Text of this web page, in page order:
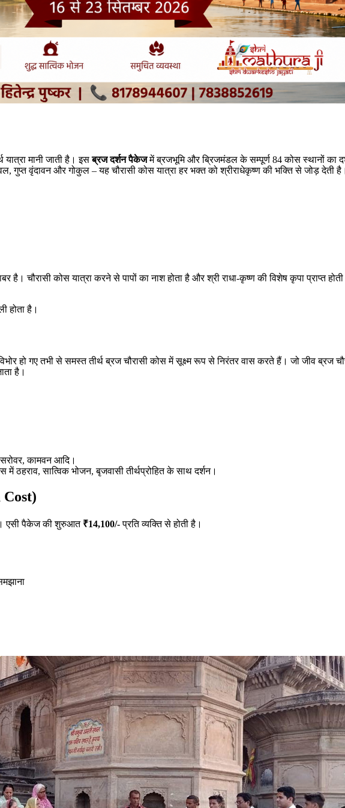
मानी जाती है। इसब्रज दर्शन पैकेजमें ब्रजभूमि और ब्रिजमंडल के सम्पूर्ण 84 कोस स्थानों का
गुप्त वृंदावन और गोकुल – यह चौरासी कोस यात्रा हर भक्त को श्रीराधेकृष्ण की भक्ति से जोड़ देती है।
है। चौरासी कोस यात्रा करने से पापों का नाश होता है और श्री राधा-कृष्ण की विशेष कृपा प्राप्त
होता है।
हो गए तभी से समस्त तीर्थ ब्रज चौरासी कोस में सूक्ष्म रूप से निरंतर वास करते हैं। जो जीव ब्रज
है।
कामवन आदि।
ठहराव, सात्विक भोजन, बृजवासी तीर्थप्रोहित के साथ दर्शन।
Cost)
एसी पैकेज की शुरुआत ₹14,100/-प्रति व्यक्ति से होती है।